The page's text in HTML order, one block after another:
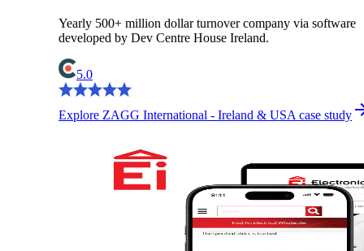
Yearly 500+ million dollar turnover company via software
developed by Dev Centre House Ireland.
5.0
Explore ZAGG International - Ireland & USA case study